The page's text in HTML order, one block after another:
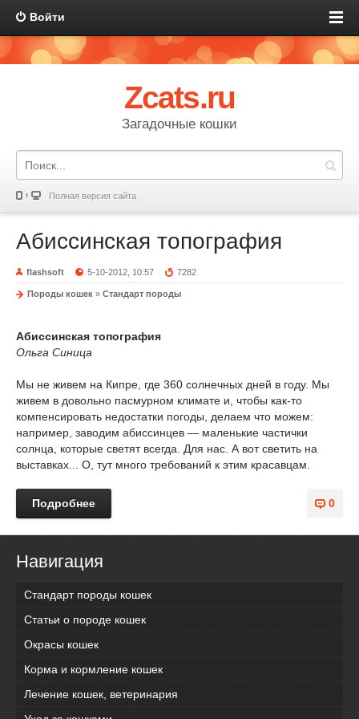
Войти
Zcats.ru
Загадочные кошки
Полная версия сайта
Абиссинская топография
flashsoft 5-10-2012, 10:57 7282
Породы кошек » Стандарт породы
Абиссинская топография
Ольга Синица
Мы не живем на Кипре, где 360 солнечных дней в году. Мы
живем в довольно пасмурном климате и, чтобы как-то
компенсировать недостатки погоды, делаем что можем:
например, заводим абиссинцев — маленькие частички
солнца, которые светят всегда. Для нас. А вот светить на
выставках... О, тут много требований к этим красавцам.
0
Подробнее
Навигация
Стандарт породы кошек
Статьи о породе кошек
Окрасы кошек
Корма и кормление кошек
Лечение кошек, ветеринария